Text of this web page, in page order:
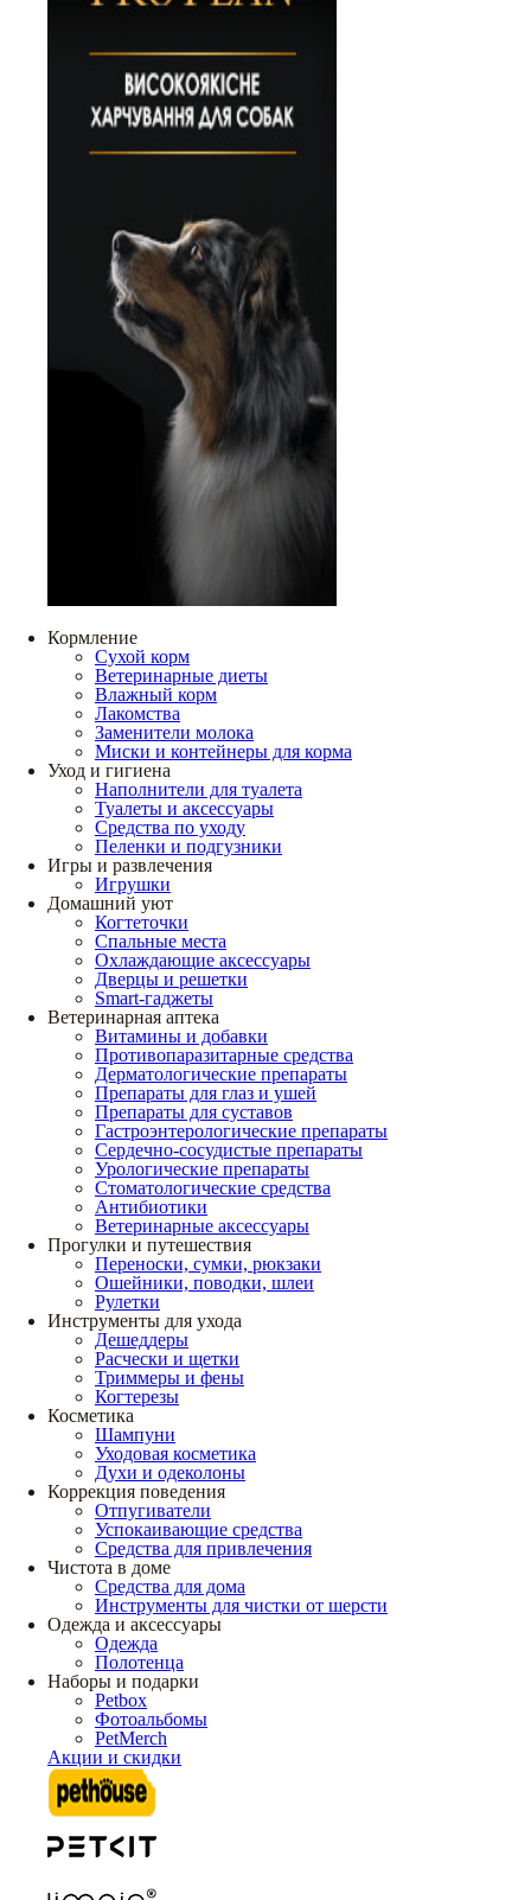
Кормление
Сухой корм
Ветеринарные диеты
Влажный корм
Лакомства
Заменители молока
Миски и контейнеры для корма
Уход и гигиена
Наполнители для туалета
Туалеты и аксессуары
Средства по уходу
Пеленки и подгузники
Игры и развлечения
Игрушки
Домашний уют
Когтеточки
Спальные места
Охлаждающие аксессуары
Дверцы и решетки
Smart-гаджеты
Ветеринарная аптека
Витамины и добавки
Противопаразитарные средства
Дерматологические препараты
Препараты для глаз и ушей
Препараты для суставов
Гастроэнтерологические препараты
Сердечно-сосудистые препараты
Урологические препараты
Стоматологические средства
Антибиотики
Ветеринарные аксессуары
Прогулки и путешествия
Переноски, сумки, рюкзаки
Ошейники, поводки, шлеи
Рулетки
Инструменты для ухода
Дешеддеры
Расчески и щетки
Триммеры и фены
Когтерезы
Косметика
Шампуни
Уходовая косметика
Духи и одеколоны
Коррекция поведения
Отпугиватели
Успокаивающие средства
Средства для привлечения
Чистота в доме
Средства для дома
Инструменты для чистки от шерсти
Одежда и аксессуары
Одежда
Полотенца
Наборы и подарки
Petbox
Фотоальбомы
PetMerch
Акции и скидки